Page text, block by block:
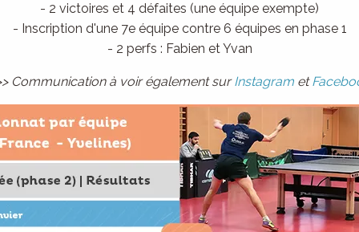
- 2 victoires et 4 défaites (une équipe exempte)
- Inscription d'une 7e équipe contre 6 équipes en phase 1
- 2 perfs : Fabien et Yvan
Communication à voir également surInstagram et